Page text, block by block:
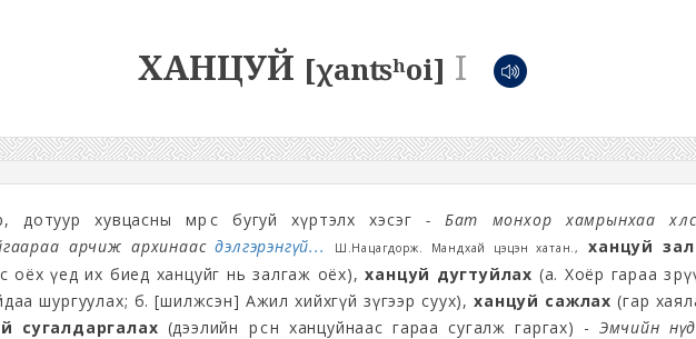
ХАНЦУЙ [χanʦʰoi] I
дотуур хувцасны мөрөөс бугуй хүртэлх хэсэг - Бат монхор хамрынхаа
арчиж архинаасдэлгэрэнгүй... Ш.Нацагдорж. Мандхай цэцэн хатан.,
ханцуй
оёх үед их биед ханцуйг нь залгаж оёх), ханцуй дугтуйлах (а. Хоёр гараа
шургуулах; б. [шилжсэн] Ажил хийхгүй зүгээр суух),ханцуй сажлах (гар
сугалдаргалах (дээлийн өрөөсөн ханцуйнаас гараа сугалж гаргах) - Эмчийн